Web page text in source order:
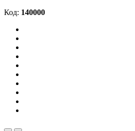
Код: 140000